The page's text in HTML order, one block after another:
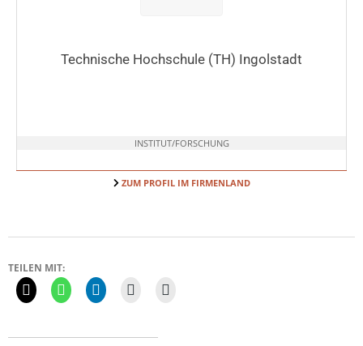
Technische Hochschule (TH) Ingolstadt
INSTITUT/FORSCHUNG
ZUM PROFIL IM FIRMENLAND
TEILEN MIT: